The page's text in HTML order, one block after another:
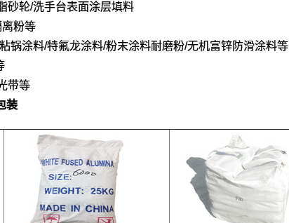
砂轮/洗手台表面涂层填料
粉等
锅涂料/特氟龙涂料/粉末涂料耐磨粉/无机富锌防滑涂料等
带等
装